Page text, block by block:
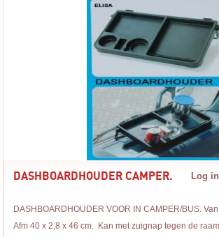
DASHBOARDHOUDER CAMPER. Log
DASHBOARDHOUDER VOOR IN CAMPER/BUS.
Afm 40 x 2,8 x 46 cm. Kan met zuignap tegen de